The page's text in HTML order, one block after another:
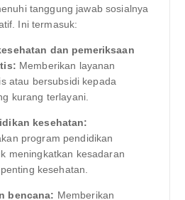
tanggung jawab sosialnya
Ini termasuk:
dan pemeriksaan
Memberikan layanan
atau bersubsidi kepada
kurang terlayani.
kesehatan:
program pendidikan
meningkatkan kesadaran
kesehatan.
bencana: Memberikan